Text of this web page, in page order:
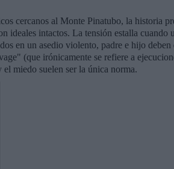
cercanos al Monte Pinatubo, la historia
ideales intactos. La tensión estalla
en un asedio violento, padre e hijo
(que irónicamente se refiere a
miedo suelen ser la única norma.